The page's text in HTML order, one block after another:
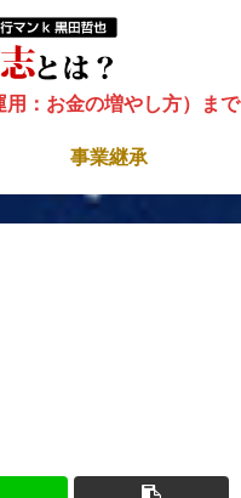
：お金の増やし方）まで
事業継承